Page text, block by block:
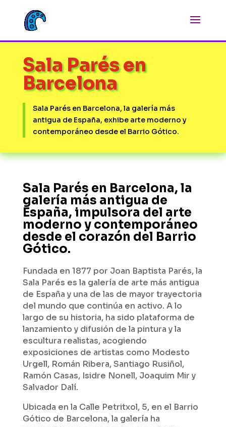
Sala Parés en
Barcelona
Sala Parés en Barcelona, la galería más
antigua de España, exhibe arte moderno y
contemporáneo desde el Barrio Gótico.
Sala Parés en Barcelona, la
galería más antigua de
España, impulsora del arte
moderno y contemporáneo
desde el corazón del Barrio
Gótico.
Fundada en 1877 por Joan Baptista Parés, la
Sala Parés es la galería de arte más antigua
de España y una de las de mayor trayectoria
del mundo que continúa en activo. A lo
largo de su historia, ha sido plataforma de
lanzamiento y difusión de la pintura y la
escultura realistas, acogiendo
exposiciones de artistas como Modesto
Urgell, Román Ribera, Santiago Rusiñol,
Ramón Casas, Isidre Nonell, Joaquim Mir y
Salvador Dalí.
Ubicada en la Calle Petritxol, 5, en el Barrio
Gótico de Barcelona, la galería ha